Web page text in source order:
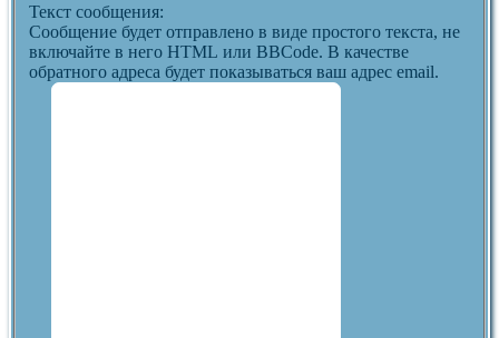
Текст сообщения:
Сообщение будет отправлено в виде простого текста, не
включайте в него HTML или BBCode. В качестве
обратного адреса будет показываться ваш адрес email.